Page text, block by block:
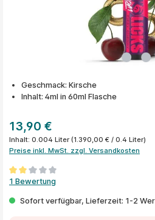
Geschmack: Kirsche
Inhalt: 4ml in 60ml Flasche
13,90 €
Inhalt: 0.004 Liter (1.390,00 € / 0.4 Liter)
Preise inkl. MwSt. zzgl. Versandkosten
Durchschnittliche Bewertung von 2 von
1 Bewertung
Sofort verfügbar, Lieferzeit: 1-2